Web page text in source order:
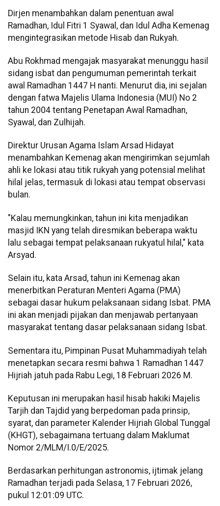
Dirjen menambahkan dalam penentuan awal
Ramadhan, Idul Fitri 1 Syawal, dan Idul Adha Kemenag
mengintegrasikan metode Hisab dan Rukyah.
Abu Rokhmad mengajak masyarakat menunggu hasil
sidang isbat dan pengumuman pemerintah terkait
awal Ramadhan 1447 H nanti. Menurut dia, ini sejalan
dengan fatwa Majelis Ulama Indonesia (MUI) No 2
tahun 2004 tentang Penetapan Awal Ramadhan,
Syawal, dan Zulhijah.
Direktur Urusan Agama Islam Arsad Hidayat
menambahkan Kemenag akan mengirimkan sejumlah
ahli ke lokasi atau titik rukyah yang potensial melihat
hilal jelas, termasuk di lokasi atau tempat observasi
bulan.
"Kalau memungkinkan, tahun ini kita menjadikan
masjid IKN yang telah diresmikan beberapa waktu
lalu sebagai tempat pelaksanaan rukyatul hilal," kata
Arsyad.
Selain itu, kata Arsad, tahun ini Kemenag akan
menerbitkan Peraturan Menteri Agama (PMA)
sebagai dasar hukum pelaksanaan sidang Isbat. PMA
ini akan menjadi pijakan dan menjawab pertanyaan
masyarakat tentang dasar pelaksanaan sidang Isbat.
Sementara itu, Pimpinan Pusat Muhammadiyah telah
menetapkan secara resmi bahwa 1 Ramadhan 1447
Hijriah jatuh pada Rabu Legi, 18 Februari 2026 M.
Keputusan ini merupakan hasil hisab hakiki Majelis
Tarjih dan Tajdid yang berpedoman pada prinsip,
syarat, dan parameter Kalender Hijriah Global Tunggal
(KHGT), sebagaimana tertuang dalam Maklumat
Nomor 2/MLM/I.0/E/2025.
Berdasarkan perhitungan astronomis, ijtimak jelang
Ramadhan terjadi pada Selasa, 17 Februari 2026,
pukul 12:01:09 UTC.